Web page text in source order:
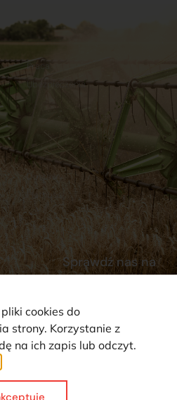
Dostawy
Płatności
Praca
Ubezpieczenia
Sprawdź nas na
Wszystkie prawa zastrzeżone ©
cookies do
strony. Korzystanie z
na ich zapis lub odczyt.